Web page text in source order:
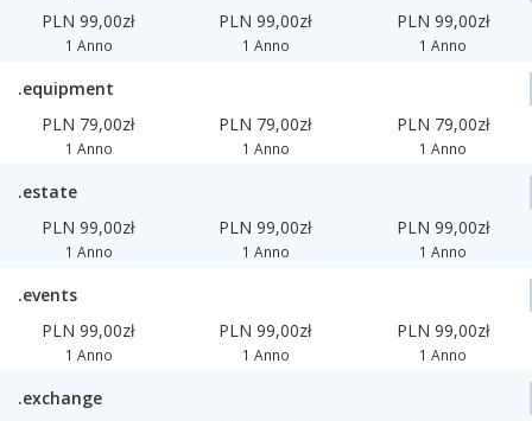
PLN 99,00zł
1 Anno
PLN 99,00zł
1 Anno
PLN 99,00zł
1 Anno
.equipment
PLN 79,00zł
1 Anno
PLN 79,00zł
1 Anno
PLN 79,00zł
1 Anno
.estate
PLN 99,00zł
1 Anno
PLN 99,00zł
1 Anno
PLN 99,00zł
1 Anno
.events
PLN 99,00zł
1 Anno
PLN 99,00zł
1 Anno
PLN 99,00zł
1 Anno
.exchange